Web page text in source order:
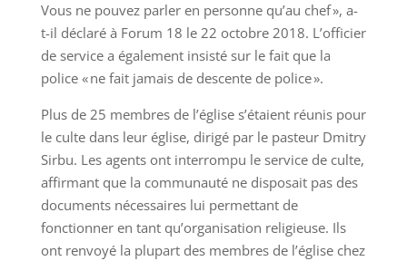
Vous ne pouvez parler en personne qu’au chef », a-
t-il déclaré à Forum 18 le 22 octobre 2018. L’officier
de service a également insisté sur le fait que la
police « ne fait jamais de descente de police ».
Plus de 25 membres de l’église s’étaient réunis pour
le culte dans leur église, dirigé par le pasteur Dmitry
Sirbu. Les agents ont interrompu le service de culte,
affirmant que la communauté ne disposait pas des
documents nécessaires lui permettant de
fonctionner en tant qu’organisation religieuse. Ils
ont renvoyé la plupart des membres de l’église chez